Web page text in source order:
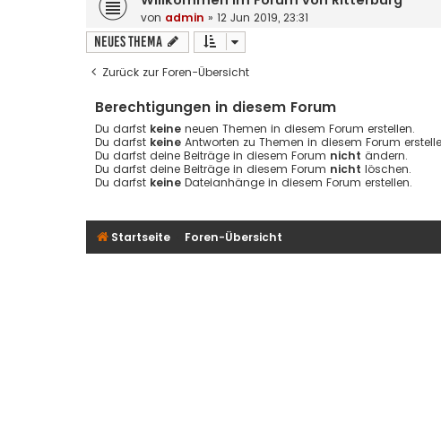
von admin » 12 Jun 2019, 23:31
Neues Thema
Zurück zur Foren-Übersicht
Berechtigungen in diesem Forum
Du darfst keine neuen Themen in diesem Forum erstellen.
Du darfst keine Antworten zu Themen in diesem Forum
Du darfst deine Beiträge in diesem Forum nicht ändern.
Du darfst deine Beiträge in diesem Forum nicht löschen.
Du darfst keine Dateianhänge in diesem Forum erstellen.
Startseite Foren-Übersicht